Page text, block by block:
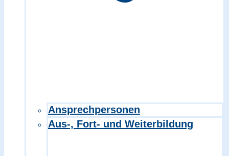
Ansprechpersonen
Aus-, Fort- und Weiterbildung